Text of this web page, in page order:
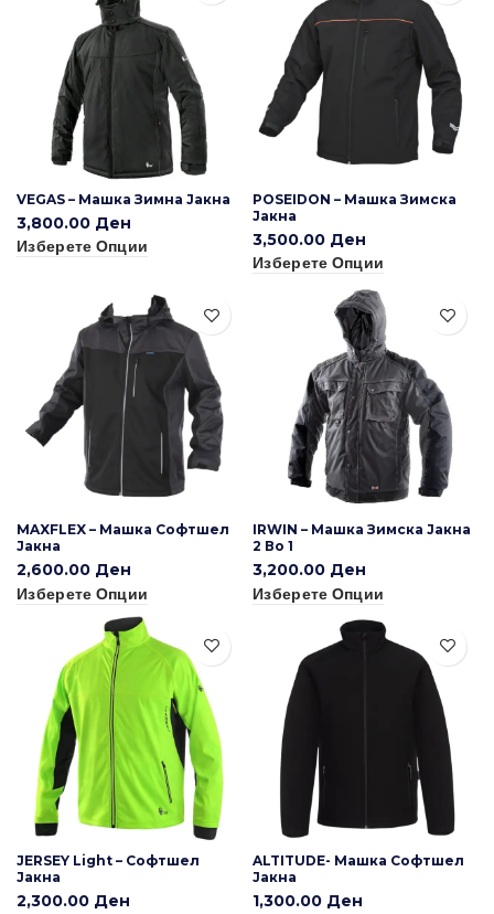
VEGAS – Машка Зимна Јакна
3,800.00 Ден
Изберете Опции
POSEIDON – Машка Зимска
Јакна
3,500.00 Ден
Изберете Опции
MAXFLEX – Машка Софтшел
Јакна
2,600.00 Ден
Изберете Опции
IRWIN – Машка Зимска Јакна
2 Во 1
3,200.00 Ден
Изберете Опции
JERSEY Light – Софтшел
Јакна
2,300.00 Ден
ALTITUDE- Машка Софтшел
Јакна
1,300.00 Ден